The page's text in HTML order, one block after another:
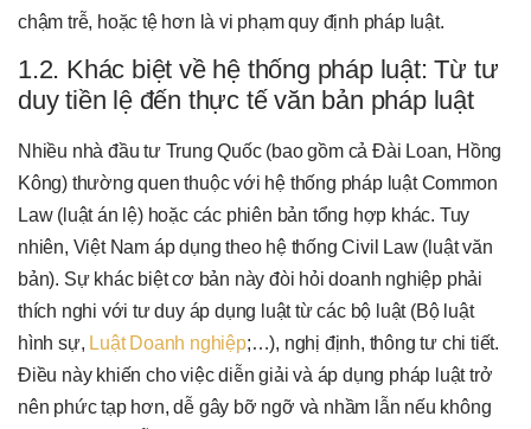
chậm trễ, hoặc tệ hơn là vi phạm quy định pháp luật.
1.2. Khác biệt về hệ thống pháp luật: Từ tư
duy tiền lệ đến thực tế văn bản pháp luật
Nhiều nhà đầu tư Trung Quốc (bao gồm cả Đài Loan, Hồng
Kông) thường quen thuộc với hệ thống pháp luật Common
Law (luật án lệ) hoặc các phiên bản tổng hợp khác. Tuy
nhiên, Việt Nam áp dụng theo hệ thống Civil Law (luật văn
bản). Sự khác biệt cơ bản này đòi hỏi doanh nghiệp phải
thích nghi với tư duy áp dụng luật từ các bộ luật (Bộ luật
hình sự, Luật Doanh nghiệp;…), nghị định, thông tư chi tiết.
Điều này khiến cho việc diễn giải và áp dụng pháp luật trở
nên phức tạp hơn, dễ gây bỡ ngỡ và nhầm lẫn nếu không